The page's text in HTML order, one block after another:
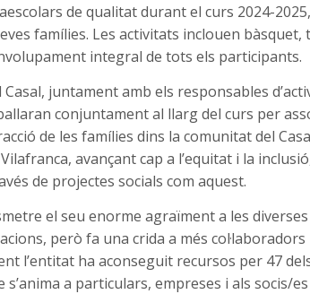
de qualitat durant el curs 2024-
famílies. Les activitats inclouen
integral de tots els participants.
Casal, juntament amb els responsables
conjuntament al llarg del curs per
de les famílies dins la comunitat del
avançant cap a l’equitat i la
de projectes socials com aquest.
el seu enorme agraïment a les
però fa una crida a més
l’entitat ha aconseguit recursos per 47
a particulars, empreses i als socis/